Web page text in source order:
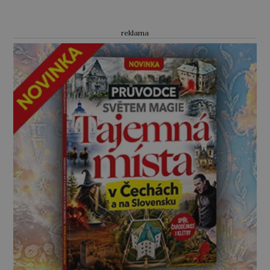
„Země je hvězdou obíhající kolem ohně,“ míní
antický učenec Aristoteles (384–322 př. n. l.)
a […]
reklama